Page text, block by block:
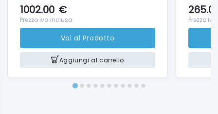
1002.00 €
Prezzo iva inclusa
Vai al Prodotto
Aggiungi al carrello
Prezzo